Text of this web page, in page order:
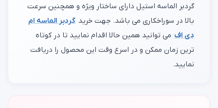
گردبر الماسه استیل دارای ساختار ویژه و همچنین سرعت
بالا در سوراخکاری می باشد. جهت خرید گردبر الماسه ام
دی اف می توانید همین حالا اقدام نمایید تا در کوتاه
ترین زمان ممکن و در اسرع وقت این محصول را دریافت
نمایید.